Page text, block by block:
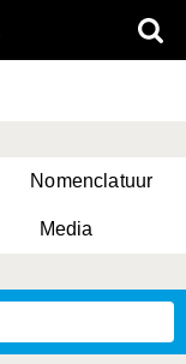
Nomenclatuur
Media